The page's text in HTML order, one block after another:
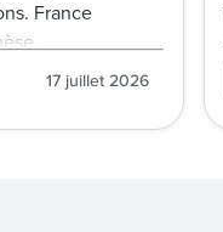
France
17 juillet 2026